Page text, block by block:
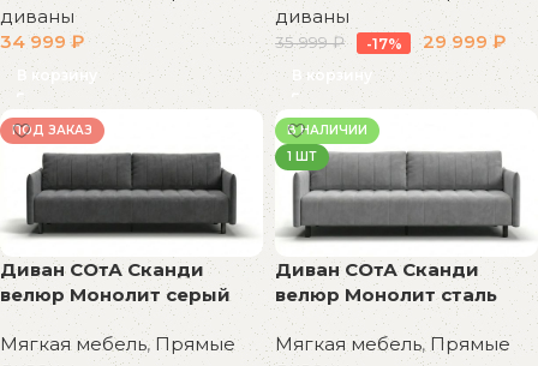
диваны
34 999₽
В корзину
диваны
35 999₽ -17% 29 999₽
В корзину
ПОД ЗАКАЗ
Диван СОтА Сканди
велюр Монолит серый
Мягкая мебель,Прямые
В НАЛИЧИИ
1 ШТ
Диван СОтА Сканди
велюр Монолит сталь
Мягкая мебель, Прямые